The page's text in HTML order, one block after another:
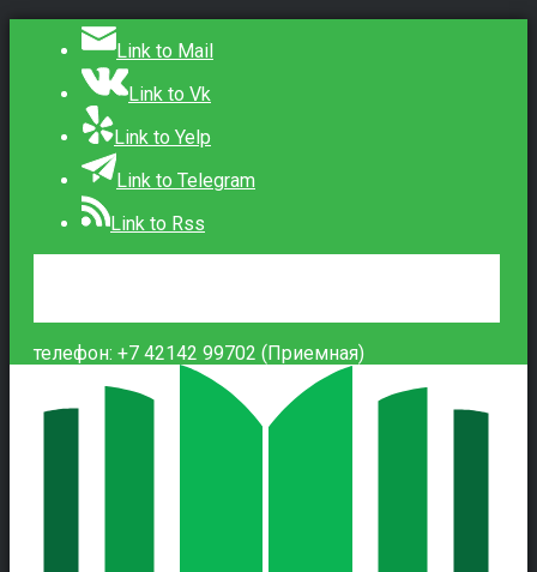
Link to Mail
Link to Vk
Link to Yelp
Link to Telegram
Link to Rss
телефон: +7 42142 99702 (Приемная)